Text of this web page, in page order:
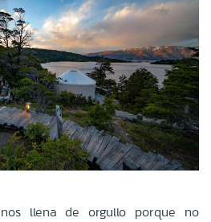
llena de orgullo porque no